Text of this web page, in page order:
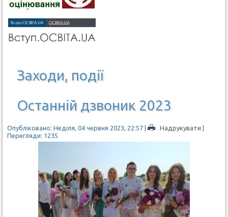
Заходи, події
Останній дзвоник 2023
Опубліковано: Неділя, 04 червня 2023, 22:57 | Надрукувати |
Перегляди: 1235